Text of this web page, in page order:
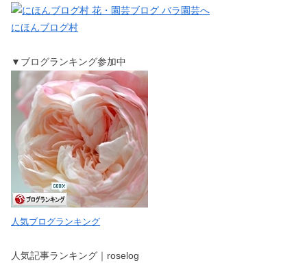
にほんブログ村
▼ブログランキング参加中
人気ブログランキング
人気記事ランキング｜roselog